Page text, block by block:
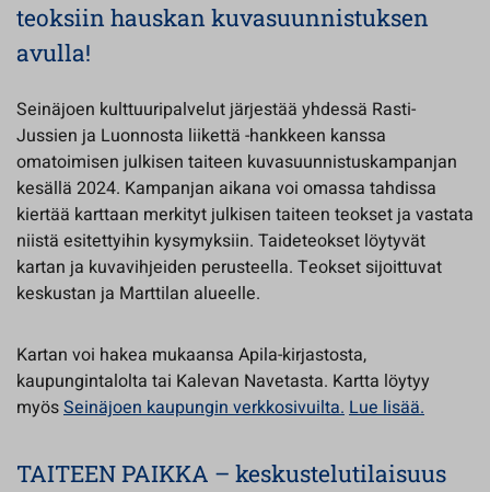
teoksiin hauskan kuvasuunnistuksen
avulla!
Seinäjoen kulttuuripalvelut järjestää yhdessä Rasti-
Jussien ja Luonnosta liikettä -hankkeen kanssa
omatoimisen julkisen taiteen kuvasuunnistuskampanjan
kesällä 2024. Kampanjan aikana voi omassa tahdissa
kiertää karttaan merkityt julkisen taiteen teokset ja vastata
niistä esitettyihin kysymyksiin. Taideteokset löytyvät
kartan ja kuvavihjeiden perusteella. Teokset sijoittuvat
keskustan ja Marttilan alueelle.
Kartan voi hakea mukaansa Apila-kirjastosta,
kaupungintalolta tai Kalevan Navetasta. Kartta löytyy
myösSeinäjoen kaupungin verkkosivuilta.Lue lisää.
TAITEEN PAIKKA – keskustelutilaisuus